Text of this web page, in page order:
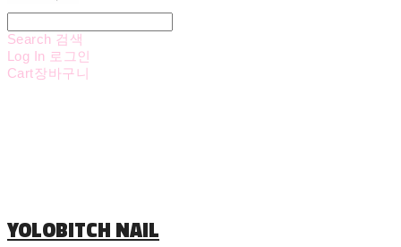
Search 검색
Log In 로그인
Cart장바구니
YOLOBITCH NAIL